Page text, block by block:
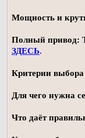
Мощность и
Полный привод:
ЗДЕСЬ.
Критерии
Для чего нужна
Что даёт